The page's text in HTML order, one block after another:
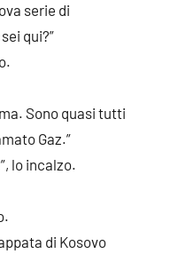
serie di
qui?”
Sono quasi tutti
Gaz.”
lo incalzo.
di Kosovo